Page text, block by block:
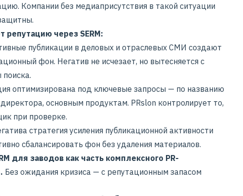
Компании без медиаприсутствия в такой ситуации
репутацию через SERM:
публикации в деловых и отраслевых СМИ создают
фон. Негатив не исчезает, но вытесняется с
оптимизирована под ключевые запросы — по названию
основным продуктам. PRslon контролирует то,
при проверке.
стратегия усиления публикационной активности
сбалансировать фон без удаления материалов.
для заводов как часть комплексного PR-
. Без ожидания кризиса — с репутационным запасом